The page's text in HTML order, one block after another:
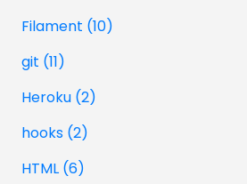
Filament (10)
git (11)
Heroku (2)
hooks (2)
HTML (6)